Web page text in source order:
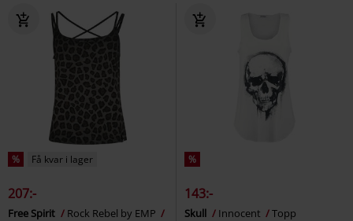
% Få kvar i lager
207:-
Free Spirit
Rock Rebel by EMP
%
143:-
Skull Innocent Topp